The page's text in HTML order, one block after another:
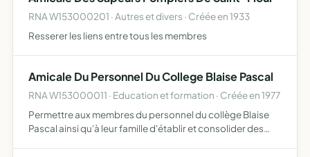
RNA W153000201 · Autres et divers · Créée en 1933
Resserer les liens entre tous les membres
Amicale Du Personnel Du College Blaise Pascal
RNA W153000011 · Education et formation · Créée en 1977
Permettre aux membres du personnel du collège Blaise
Pascal ainsi qu'à leur famille d'établir et consolider des